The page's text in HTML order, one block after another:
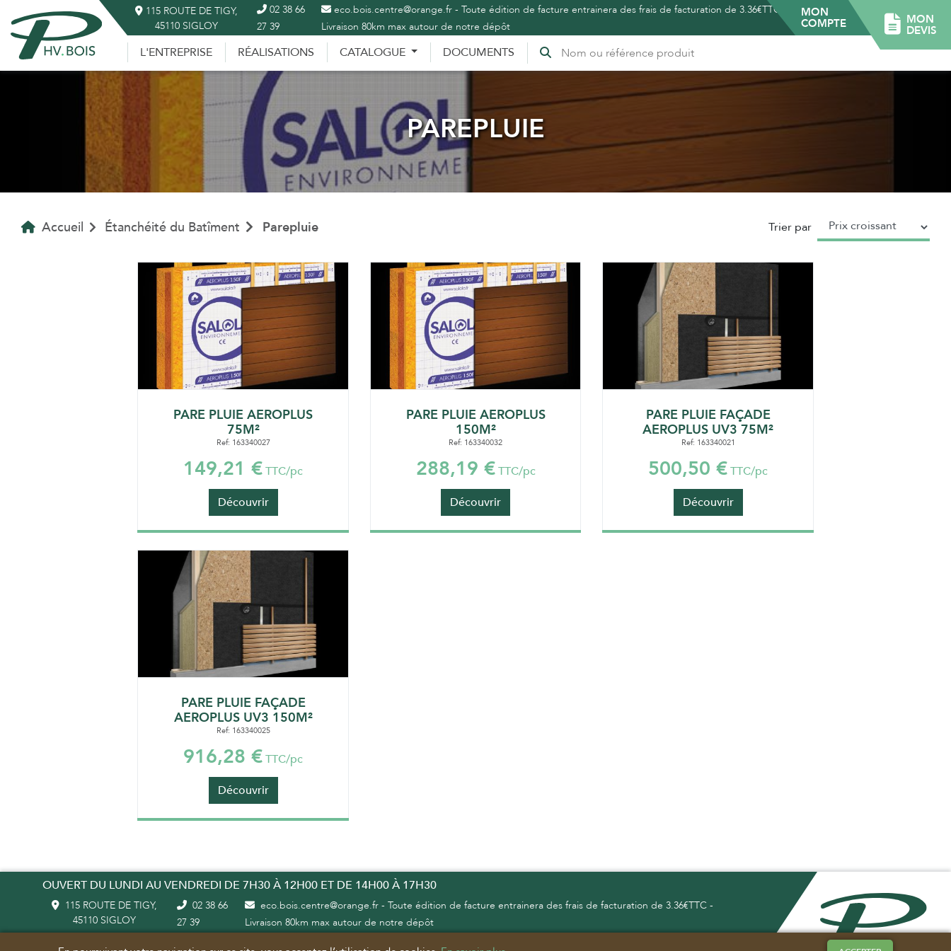
115 ROUTE DE TIGY,
45110 SIGLOY
02 38 66
27 39
eco.bois.centre@orange.fr - Toute édition de facture entrainera des frais de facturation de 3.36€TTC -
Livraison 80km max autour de notre dépôt
MON
COMPTE
MON
DEVIS
L'ENTREPRISE RÉALISATIONS CATALOGUE DOCUMENTS
PAREPLUIE
Accueil Étanchéité du Batîment Parepluie Trier par
PARE PLUIE AEROPLUS
75M²
Ref: 163340027
149,21 €TTC/pc
Découvrir
PARE PLUIE AEROPLUS
150M²
Ref: 163340032
288,19 € TTC/pc
Découvrir
PARE PLUIE FAÇADE
AEROPLUS UV3 75M²
Ref: 163340021
500,50 €TTC/pc
Découvrir
PARE PLUIE FAÇADE
AEROPLUS UV3 150M²
Ref: 163340025
916,28 €TTC/pc
Découvrir
OUVERT DU LUNDI AU VENDREDI DE 7H30 À 12H00 ET DE 14H00 À 17H30
115 ROUTE DE TIGY,
45110 SIGLOY
02 38 66
27 39
eco.bois.centre@orange.fr - Toute édition de facture entrainera des frais de facturation de 3.36€TTC -
Livraison 80km max autour de notre dépôt